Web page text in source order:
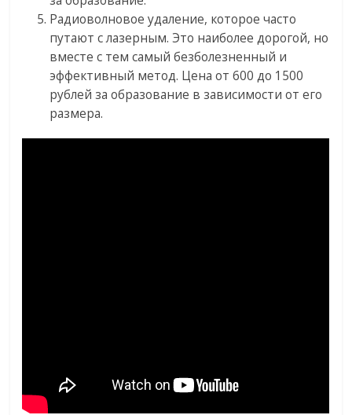
Радиоволновое удаление, которое часто
путают с лазерным. Это наиболее дорогой, но
вместе с тем самый безболезненный и
эффективный метод. Цена от 600 до 1500
рублей за образование в зависимости от его
размера.